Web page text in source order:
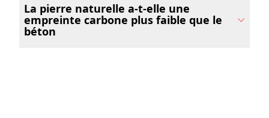
La pierre naturelle a-t-elle une
empreinte carbone plus faible que le
béton